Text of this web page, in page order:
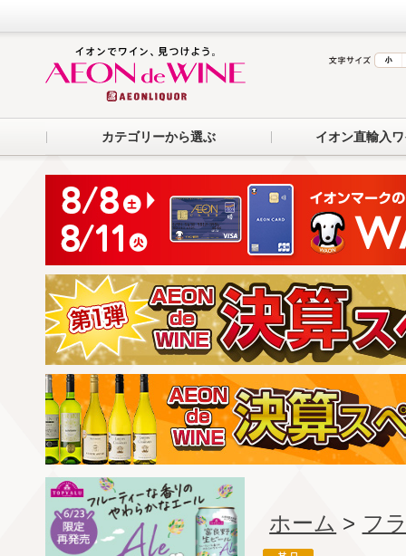
カテゴリーから選ぶ イオン直輸入
ホーム > フ